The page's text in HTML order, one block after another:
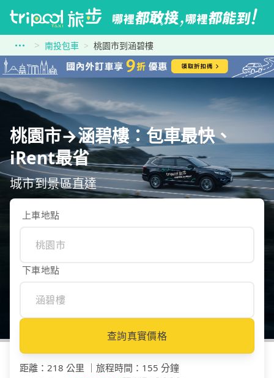
南投包車 桃園市到涵碧樓
桃園市→涵碧樓：包車最快、
iRent最省
城市到景區直達
上車地點
下車地點
查詢真實價格
距離 ： 218 公里 旅程時間 ： 155 分鐘